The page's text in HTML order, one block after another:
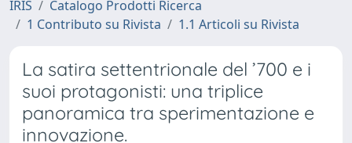
IRIS
Catalogo Prodotti Ricerca
1 Contributo su Rivista
1.1 Articoli su Rivista
La satira settentrionale del ’700 e i
suoi protagonisti: una triplice
panoramica tra sperimentazione e
innovazione.